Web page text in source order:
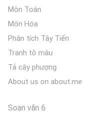
Môn Toán
Môn Hóa
Phân tích Tây Tiến
Tranh tô màu
Tả cây phượng
About us on about.me
Soạn văn 6